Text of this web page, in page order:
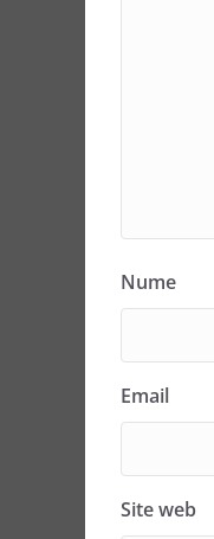
Nume
Email
Site web